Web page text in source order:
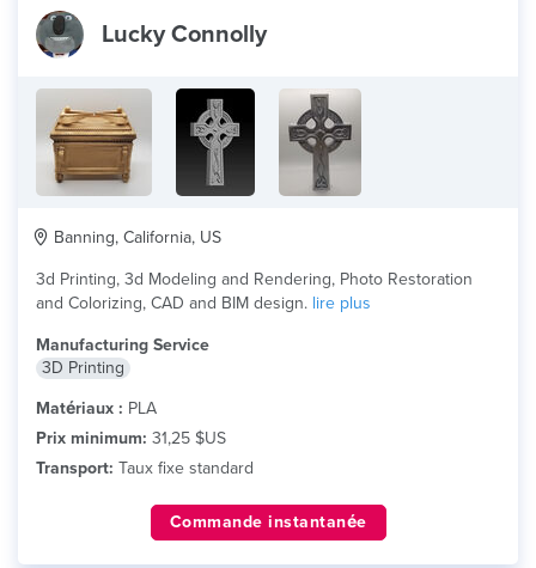
Lucky Connolly
Banning, California, US
3d Printing, 3d Modeling and Rendering, Photo Restoration
and Colorizing, CAD and BIM design. lire plus
Manufacturing Service
3D Printing
Matériaux : PLA
Prix minimum: 31,25 $US
Transport: Taux fixe standard
Commande instantanée